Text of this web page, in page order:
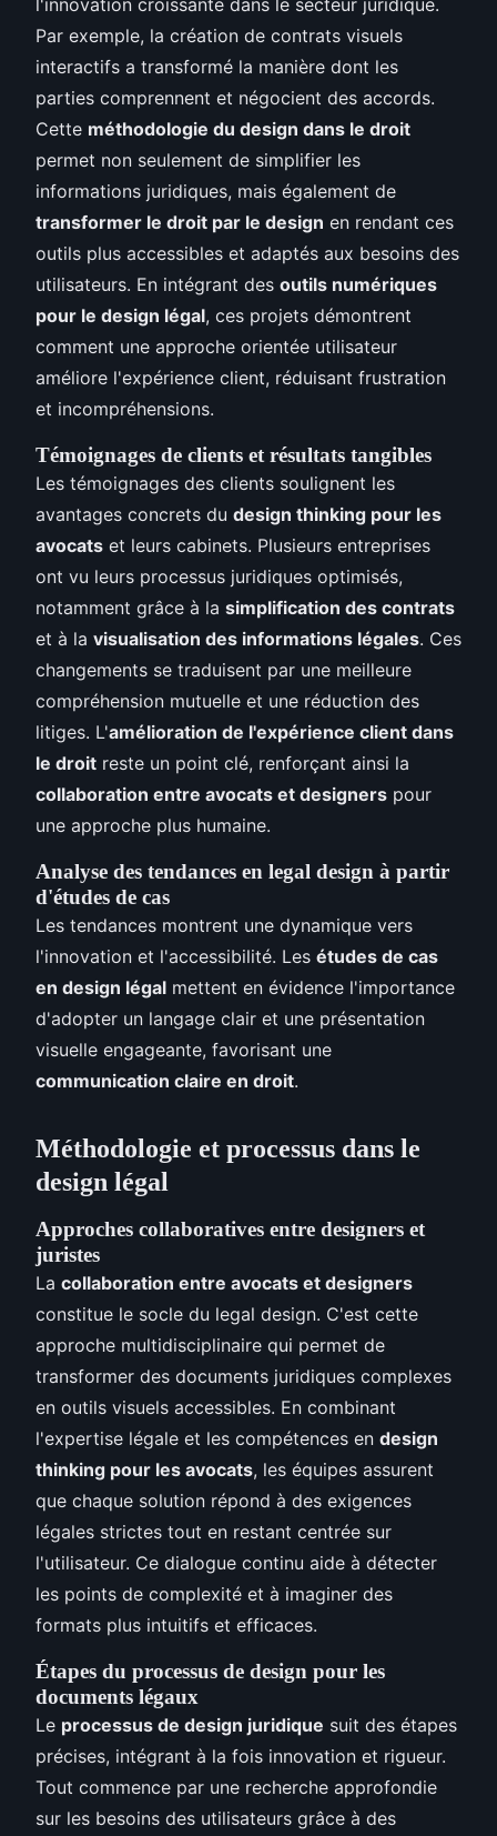
Par exemple, la création de contrats visuels
interactifs a transformé la manière dont les
parties comprennent et négocient des accords.
Cette méthodologie du design dans le droit
permet non seulement de simplifier les
informations juridiques, mais également de
transformer le droit par le design en rendant ces
outils plus accessibles et adaptés aux besoins des
utilisateurs. En intégrant des outils numériques
pour le design légal, ces projets démontrent
comment une approche orientée utilisateur
améliore l'expérience client, réduisant frustration
et incompréhensions.
Témoignages de clients et résultats tangibles
Les témoignages des clients soulignent les
avantages concrets du design thinking pour les
avocats et leurs cabinets. Plusieurs entreprises
ont vu leurs processus juridiques optimisés,
notamment grâce à la simplification des contrats
et à la visualisation des informations légales. Ces
changements se traduisent par une meilleure
compréhension mutuelle et une réduction des
litiges. L'amélioration de l'expérience client dans
le droit reste un point clé, renforçant ainsi la
collaboration entre avocats et designers pour
une approche plus humaine.
Analyse des tendances en legal design à partir
d'études de cas
Les tendances montrent une dynamique vers
l'innovation et l'accessibilité. Les études de cas
en design légal mettent en évidence l'importance
d'adopter un langage clair et une présentation
visuelle engageante, favorisant une
communication claire en droit.
Méthodologie et processus dans le
design légal
Approches collaboratives entre designers et
juristes
La collaboration entre avocats et designers
constitue le socle du legal design. C'est cette
approche multidisciplinaire qui permet de
transformer des documents juridiques complexes
en outils visuels accessibles. En combinant
l'expertise légale et les compétences en design
thinking pour les avocats, les équipes assurent
que chaque solution répond à des exigences
légales strictes tout en restant centrée sur
l'utilisateur. Ce dialogue continu aide à détecter
les points de complexité et à imaginer des
formats plus intuitifs et efficaces.
Étapes du processus de design pour les
documents légaux
Le processus de design juridique suit des étapes
précises, intégrant à la fois innovation et rigueur.
Tout commence par une recherche approfondie
sur les besoins des utilisateurs grâce à des